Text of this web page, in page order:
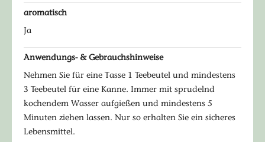
aromatisch
Ja
Anwendungs- & Gebrauchshinweise
Nehmen Sie für eine Tasse 1 Teebeutel und mindestens
3 Teebeutel für eine Kanne. Immer mit sprudelnd
kochendem Wasser aufgießen und mindestens 5
Minuten ziehen lassen. Nur so erhalten Sie ein sicheres
Lebensmittel.